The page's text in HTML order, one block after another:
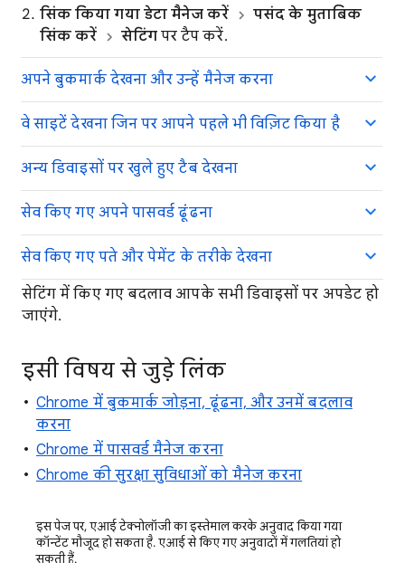
सिंक किया गया डेटा मैनेज करें
पसंद के मुताबिक
सिंक करें
सेटिंगपर टैप करें.
अपने बुकमार्क देखना और उन्हें मैनेज करना
वे साइटें देखना जिन पर आपने पहले भी विज़िट किया है
अन्य डिवाइसों पर खुले हुए टैब देखना
सेव किए गए अपने पासवर्ड ढूंढना
सेव किए गए पते और पेमेंट के तरीके देखना
सेटिंग में किए गए बदलाव आपके सभी डिवाइसों पर अपडेट हो
जाएंगे.
इसी विषय से जुड़े लिंक
Chrome में बुकमार्क जोड़ना, ढूंढना, और उनमें बदलाव
करना
Chrome में पासवर्ड मैनेज करना
Chrome की सुरक्षा सुविधाओं को मैनेज करना
इस पेज पर, एआई टेक्नोलॉजी का इस्तेमाल करके अनुवाद किया गया
कॉन्टेंट मौजूद हो सकता है. एआई से किए गए अनुवादों में गलतियां हो
सकती हैं.